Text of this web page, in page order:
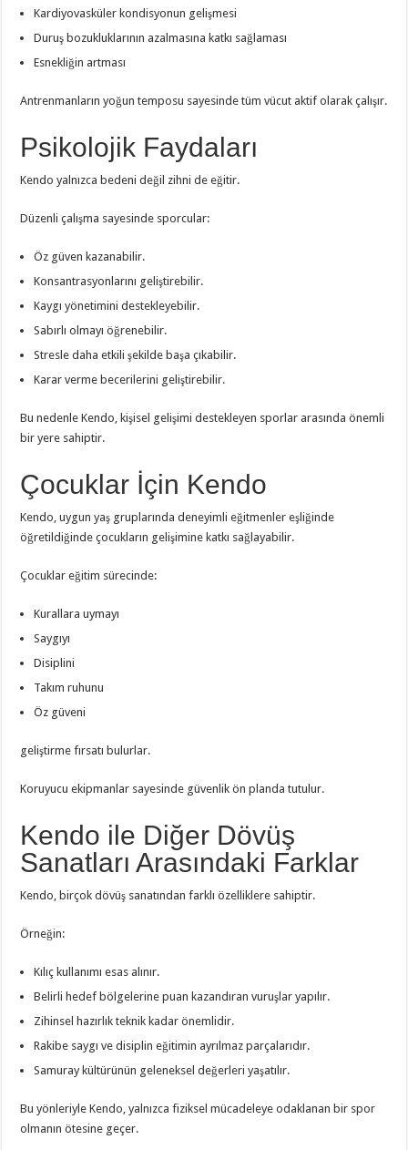
Kardiyovasküler kondisyonun gelişmesi
Duruş bozukluklarının azalmasına katkı sağlaması
Esnekliğin artması
Antrenmanların yoğun temposu sayesinde tüm vücut aktif olarak çalışır.
Psikolojik Faydaları
Kendo yalnızca bedeni değil zihni de eğitir.
Düzenli çalışma sayesinde sporcular:
Öz güven kazanabilir.
Konsantrasyonlarını geliştirebilir.
Kaygı yönetimini destekleyebilir.
Sabırlı olmayı öğrenebilir.
Stresle daha etkili şekilde başa çıkabilir.
Karar verme becerilerini geliştirebilir.
Bu nedenle Kendo, kişisel gelişimi destekleyen sporlar arasında önemli
bir yere sahiptir.
Çocuklar İçin Kendo
Kendo, uygun yaş gruplarında deneyimli eğitmenler eşliğinde
öğretildiğinde çocukların gelişimine katkı sağlayabilir.
Çocuklar eğitim sürecinde:
Kurallara uymayı
Saygıyı
Disiplini
Takım ruhunu
Öz güveni
geliştirme fırsatı bulurlar.
Koruyucu ekipmanlar sayesinde güvenlik ön planda tutulur.
Kendo ile Diğer Dövüş
Sanatları Arasındaki Farklar
Kendo, birçok dövüş sanatından farklı özelliklere sahiptir.
Örneğin:
Kılıç kullanımı esas alınır.
Belirli hedef bölgelerine puan kazandıran vuruşlar yapılır.
Zihinsel hazırlık teknik kadar önemlidir.
Rakibe saygı ve disiplin eğitimin ayrılmaz parçalarıdır.
Samuray kültürünün geleneksel değerleri yaşatılır.
Bu yönleriyle Kendo, yalnızca fiziksel mücadeleye odaklanan bir spor
olmanın ötesine geçer.